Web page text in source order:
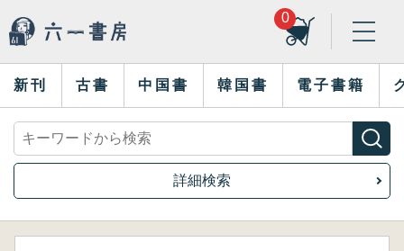
0
新刊 古書 中国書 韓国書 電子書籍
詳細検索